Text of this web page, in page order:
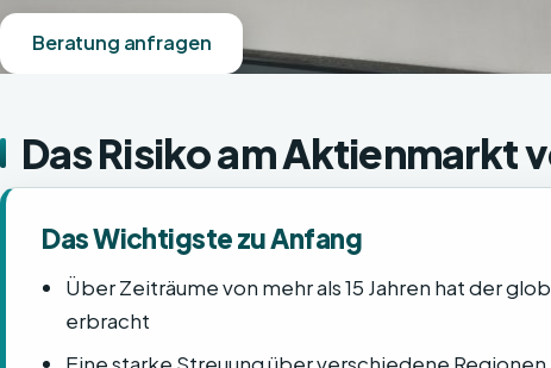
Beratung anfragen
Das Risiko am Aktienmarkt
Das Wichtigste zu Anfang
Über Zeiträume von mehr als 15 Jahren hat der
erbracht